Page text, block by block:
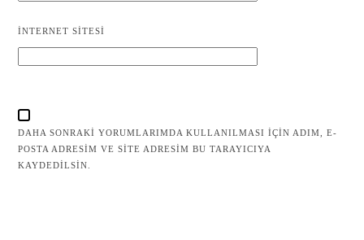
İNTERNET SITESI
DAHA SONRAKI YORUMLARIMDA KULLANILMASI IÇIN ADIM, E-
POSTA ADRESIM VE SITE ADRESIM BU TARAYICIYA
KAYDEDILSIN.